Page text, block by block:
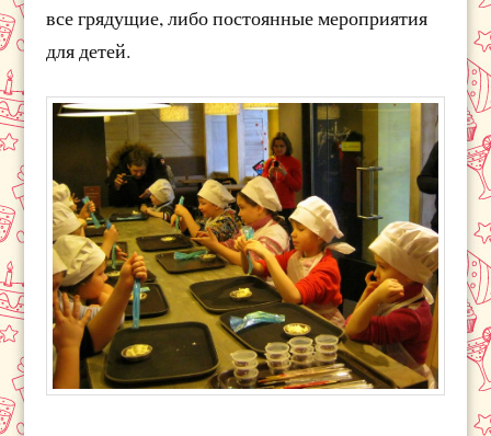
все грядущие, либо постоянные мероприятия
для детей.